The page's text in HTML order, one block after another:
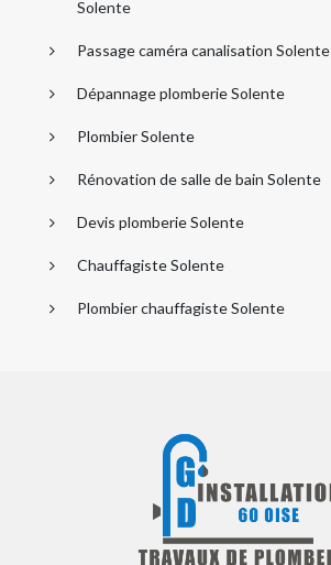
Solente
Passage caméra canalisation Solente
Dépannage plomberie Solente
Plombier Solente
Rénovation de salle de bain Solente
Devis plomberie Solente
Chauffagiste Solente
Plombier chauffagiste Solente